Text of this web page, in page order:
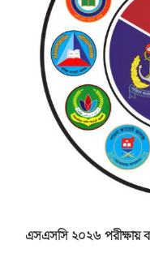
এসএসসি ২০২৬ পরীক্ষায়